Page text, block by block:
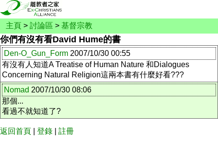
主頁 > 討論區 > 基督宗教
你們有沒有看David Hume的書
Den-O_Gun_Form 2007/10/30 00:55
有沒有人知道A Treatise of Human Nature 和Dialogues
Concerning Natural Religion這兩本書有什麼好看???
Nomad 2007/10/30 08:06
那個...
看過不就知道了?
返回首頁 登錄 註冊